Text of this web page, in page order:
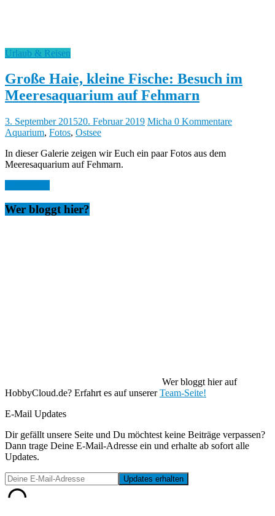
Urlaub & Reisen
Große Haie, kleine Fische: Besuch im
Meeresaquarium auf Fehmarn
3. September 201520. Februar 2019 Micha 0 Kommentare
Aquarium, Fotos, Ostsee
In dieser Galerie zeigen wir Euch ein paar Fotos aus dem
Meeresaquarium auf Fehmarn.
Wer bloggt hier?
Wer bloggt hier auf
HobbyCloud.de? Erfahrt es auf unsererTeam-Seite!
E-Mail Updates
Dir gefällt unsere Seite und Du möchtest keine Beiträge verpassen?
Dann trage Deine E-Mail-Adresse ein und erhalte ab sofort alle
Updates.